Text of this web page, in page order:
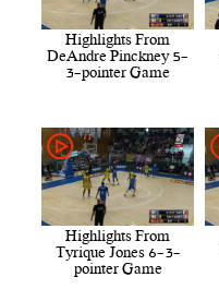
Highlights From
DeAndre Pinckney 5-
3-pointer Game
Highlights From
Tyrique Jones 6-3-
pointer Game